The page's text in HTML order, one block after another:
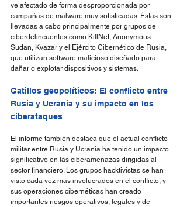
ve afectado de forma desproporcionada por
campañas de malware muy sofisticadas. Éstas son
llevadas a cabo principalmente por grupos de
ciberdelincuentes como KillNet, Anonymous
Sudan, Kvazar y el Ejército Cibernético de Rusia,
que utilizan software malicioso diseñado para
dañar o explotar dispositivos y sistemas.
Gatillos geopolíticos: El conflicto entre
Rusia y Ucrania y su impacto en los
ciberataques
El informe también destaca que el actual conflicto
militar entre Rusia y Ucrania ha tenido un impacto
significativo en las ciberamenazas dirigidas al
sector financiero. Los grupos hacktivistas se han
visto cada vez más involucrados en el conflicto, y
sus operaciones cibernéticas han creado
importantes riesgos operativos, legales y de